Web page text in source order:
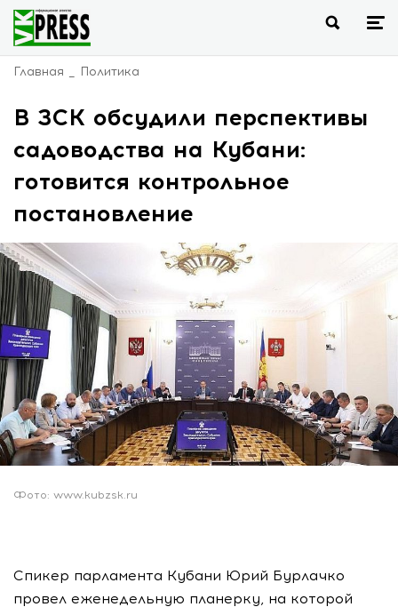
Главная Политика
В ЗСК обсудили перспективы
садоводства на Кубани:
готовится контрольное
постановление
Фото: www.kubzsk.ru
Спикер парламента Кубани Юрий Бурлачко
провел еженедельную планерку, на которой